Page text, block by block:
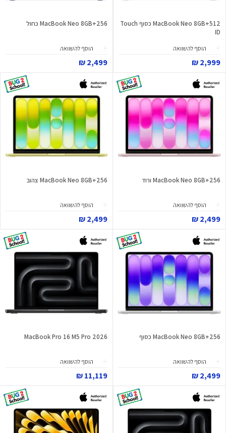
MacBook Neo 8GB+512 כסוף Touch
ID
הוסף להשוואה
2,999 ₪
MacBook Neo 8GB+256 כחול
הוסף להשוואה
2,499 ₪
MacBook Neo 8GB+256 ורוד
הוסף להשוואה
2,499 ₪
MacBook Neo 8GB+256 צהוב
הוסף להשוואה
2,499 ₪
MacBook Neo 8GB+256 כסוף
הוסף להשוואה
2,499 ₪
MacBook Pro 16 M5 Pro 2026
הוסף להשוואה
11,119 ₪